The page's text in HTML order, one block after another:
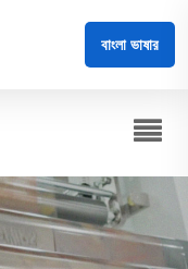
বাংলা ভাষার